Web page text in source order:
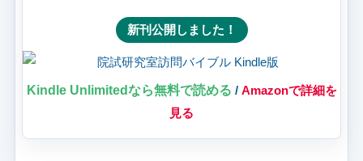
新刊公開しました！
Kindle Unlimitedなら無料で読める / Amazonで詳細を
見る